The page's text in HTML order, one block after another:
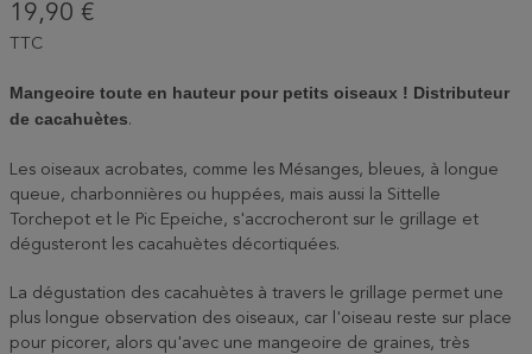
19,90 €
TTC
Mangeoire toute en hauteur pour petits oiseaux ! Distributeur
de cacahuètes.
Les oiseaux acrobates, comme les Mésanges, bleues, à longue
queue, charbonnières ou huppées, mais aussi la Sittelle
Torchepot et le Pic Epeiche, s'accrocheront sur le grillage et
dégusteront les cacahuètes décortiquées.
La dégustation des cacahuètes à travers le grillage permet une
plus longue observation des oiseaux, car l'oiseau reste sur place
pour picorer, alors qu'avec une mangeoire de graines, très